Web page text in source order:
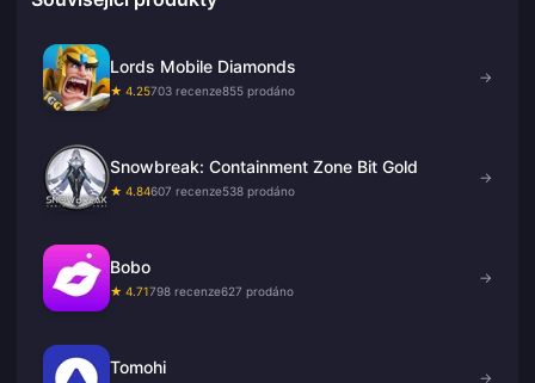
Lords Mobile Diamonds
★ 4.25703 recenze855 prodáno
→
Snowbreak: Containment Zone Bit Gold
★ 4.84607 recenze538 prodáno
→
Bobo
★ 4.71798 recenze627 prodáno
→
Tomohi
→